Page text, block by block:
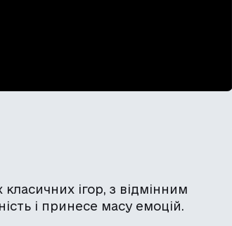
ігор, з відмінним
і принесе масу емоцій.